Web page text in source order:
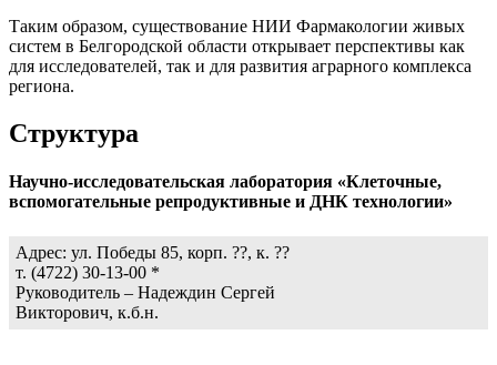
Таким образом, существование НИИ Фармакологии живых
систем в Белгородской области открывает перспективы как
для исследователей, так и для развития аграрного комплекса
региона.
Структура
Научно-исследовательская лаборатория «Клеточные,
вспомогательные репродуктивные и ДНК технологии»
Адрес: ул. Победы 85, корп. ??, к. ??
т. (4722) 30-13-00 *
Руководитель – Надеждин Сергей
Викторович, к.б.н.